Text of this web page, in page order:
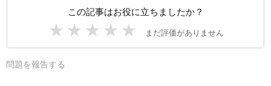
この記事はお役に立ちましたか？
★ ★ ★ ★ ★ まだ評価がありません
問題を報告する